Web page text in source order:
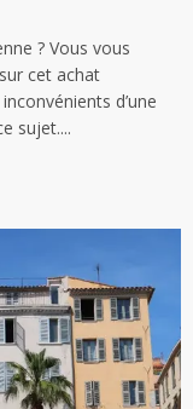
? Vous vous
cet achat
d’une
sujet....